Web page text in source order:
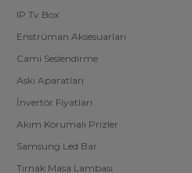
IP Tv Box
Enstrüman Aksesuarları
Cami Seslendirme
Askı Aparatları
İnvertör Fiyatları
Akım Korumalı Prizler
Samsung Led Bar
Tırnak Masa Lambası